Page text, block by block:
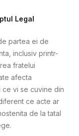
Legal
partea ei de
inclusiv printr-
fratelui
afecta
ce vi se cuvine din
ce acte ar
de la tatal